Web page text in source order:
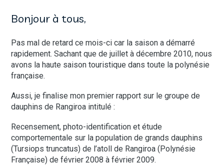
Bonjour à tous,
Pas mal de retard ce mois-ci car la saison a démarré
rapidement. Sachant que de juillet à décembre 2010, nous
avons la haute saison touristique dans toute la polynésie
française.
Aussi, je finalise mon premier rapport sur le groupe de
dauphins de Rangiroa intitulé :
Recensement, photo-identification et étude
comportementale sur la population de grands dauphins
(Tursiops truncatus) de l’atoll de Rangiroa (Polynésie
Française) de février 2008 à février 2009.